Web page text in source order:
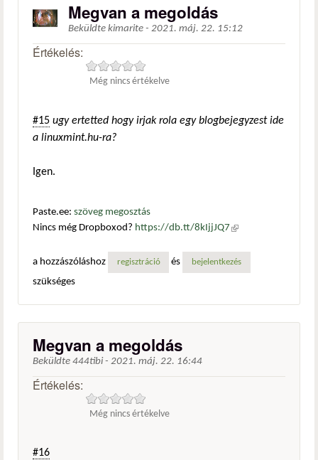
Megvan a megoldás
Beküldte kimarite - 2021. máj. 22. 15:12
Értékelés:
Még nincs értékelve
#15 ugy ertetted hogy irjak rola egy blogbejegyzest ide
a linuxmint.hu-ra?
Igen.
Paste.ee: szöveg megosztás
Nincs még Dropboxod? https://db.tt/8kIjjJQ7 (külső
a hozzászóláshoz
regisztráció és bejelentkezés
szükséges
Megvan a megoldás
Beküldte 444tibi - 2021. máj. 22. 16:44
Értékelés:
Még nincs értékelve
#16